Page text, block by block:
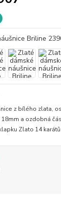
z bílého zlata,
a ozdobná
Zlato 14